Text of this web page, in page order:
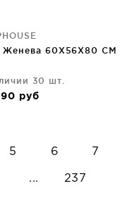
Женева 60X56X80 CM
30 шт.
руб
5 6 7
... 237